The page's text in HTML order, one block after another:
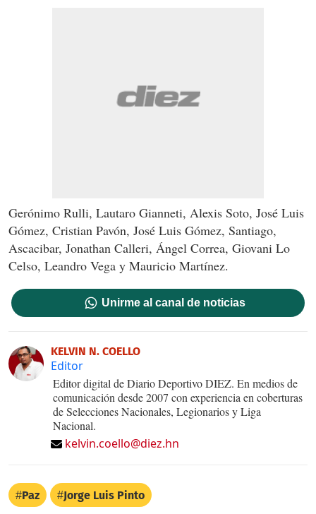
Gerónimo Rulli, Lautaro Gianneti, Alexis Soto, José Luis
Gómez, Cristian Pavón, José Luis Gómez, Santiago,
Ascacibar, Jonathan Calleri, Ángel Correa, Giovani Lo
Celso, Leandro Vega y Mauricio Martínez.
Unirme al canal de noticias
KELVIN N. COELLO
Editor
Editor digital de Diario Deportivo DIEZ. En medios de
comunicación desde 2007 con experiencia en coberturas
de Selecciones Nacionales, Legionarios y Liga
Nacional.
kelvin.coello@diez.hn
Paz Jorge Luis Pinto